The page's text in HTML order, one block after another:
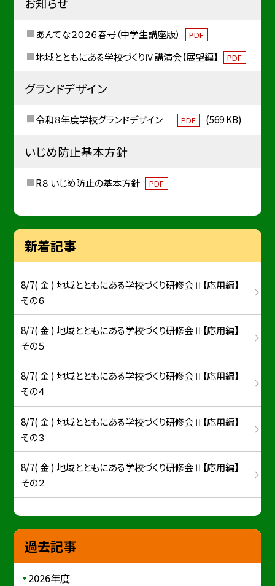
あんてな２０２６春号（中学生講座版） PDF
地域とともにある学校づくりⅣ講演会【展望編】 PDF
グランドデザイン
令和８年度学校グランドデザイン PDF (569 KB)
いじめ防止基本方針
R８ いじめ防止の基本方針 PDF
新着記事
8/7( 金 ) 地域とともにある学校づくり研修会Ⅱ【応用編】
その６
8/7( 金 ) 地域とともにある学校づくり研修会Ⅱ【応用編】
その５
8/7( 金 ) 地域とともにある学校づくり研修会Ⅱ【応用編】
その４
8/7( 金 ) 地域とともにある学校づくり研修会Ⅱ【応用編】
その３
8/7( 金 ) 地域とともにある学校づくり研修会Ⅱ【応用編】
その２
過去記事
2026年度